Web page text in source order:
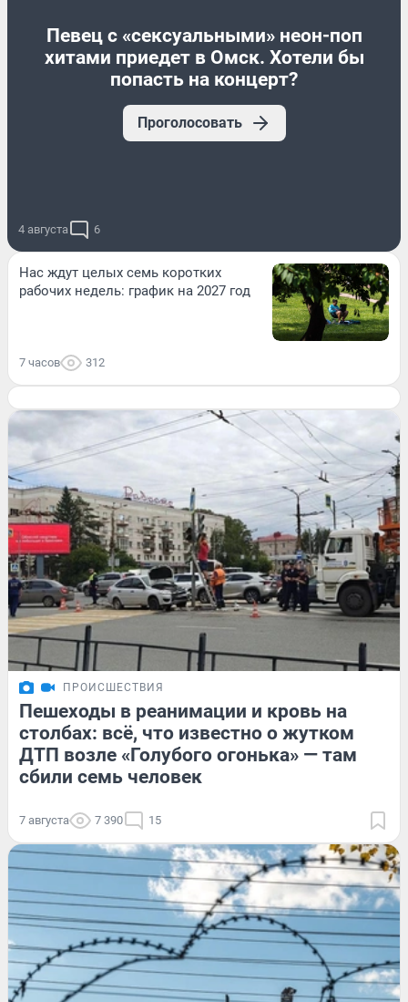
Певец с «сексуальными» неон-поп
хитами приедет в Омск. Хотели бы
попасть на концерт?
Проголосовать
4 августа 6
Нас ждут целых семь коротких
рабочих недель: график на 2027 год
7 часов 312
ПРОИСШЕСТВИЯ
Пешеходы в реанимации и кровь на
столбах: всё, что известно о жутком
ДТП возле «Голубого огонька» — там
сбили семь человек
7 августа 7 390 15